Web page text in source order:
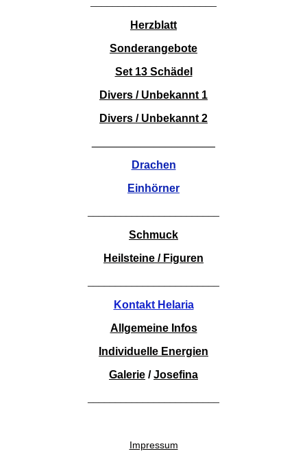
Herzblatt
Sonderangebote
Set 13 Schädel
Divers / Unbekannt 1
Divers / Unbekannt 2
Drachen
Einhörner
Schmuck
Heilsteine / Figuren
Kontakt Helaria
Allgemeine Infos
Individuelle Energien
Galerie /Josefina
Impressum